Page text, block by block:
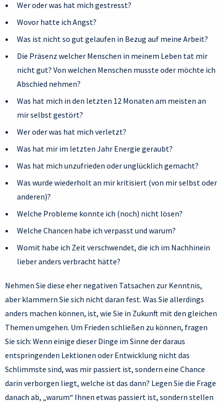
Wer oder was hat mich gestresst?
Wovor hatte ich Angst?
Was ist nicht so gut gelaufen in Bezug auf meine Arbeit?
Die Präsenz welcher Menschen in meinem Leben tat mir
nicht gut? Von welchen Menschen musste oder möchte ich
Abschied nehmen?
Was hat mich in den letzten 12 Monaten am meisten an
mir selbst gestört?
Wer oder was hat mich verletzt?
Was hat mir im letzten Jahr Energie geraubt?
Was hat mich unzufrieden oder unglücklich gemacht?
Was wurde wiederholt an mir kritisiert (von mir selbst oder
anderen)?
Welche Probleme konnte ich (noch) nicht lösen?
Welche Chancen habe ich verpasst und warum?
Womit habe ich Zeit verschwendet, die ich im Nachhinein
lieber anders verbracht hätte?
Nehmen Sie diese eher negativen Tatsachen zur Kenntnis,
aber klammern Sie sich nicht daran fest. Was Sie allerdings
anders machen können, ist, wie Sie in Zukunft mit den gleichen
Themen umgehen. Um Frieden schließen zu können, fragen
Sie sich: Wenn einige dieser Dinge im Sinne der daraus
entspringenden Lektionen oder Entwicklung nicht das
Schlimmste sind, was mir passiert ist, sondern eine Chance
darin verborgen liegt, welche ist das dann? Legen Sie die Frage
danach ab, „warum“ Ihnen etwas passiert ist, sondern stellen